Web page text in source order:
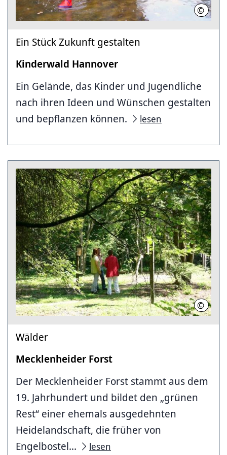
©
Ein Stück Zukunft gestalten
Kinderwald Hannover
Ein Gelände, das Kinder und Jugendliche
nach ihren Ideen und Wünschen gestalten
und bepflanzen können.
lesen
©
Wälder
Mecklenheider Forst
Der Mecklenheider Forst stammt aus dem
19. Jahrhundert und bildet den „grünen
Rest“ einer ehemals ausgedehnten
Heidelandschaft, die früher von
Engelbostel...
lesen